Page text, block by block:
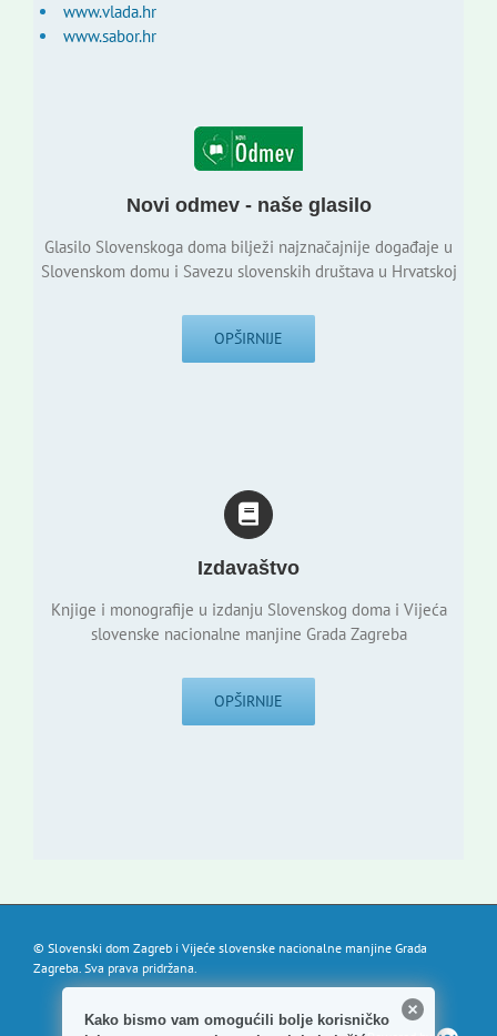
www.vlada.hr
www.sabor.hr
Novi odmev - naše glasilo
Glasilo Slovenskoga doma bilježi najznačajnije događaje u
Slovenskom domu i Savezu slovenskih društava u Hrvatskoj
OPŠIRNIJE
Izdavaštvo
Knjige i monografije u izdanju Slovenskog doma i Vijeća
slovenske nacionalne manjine Grada Zagreba
OPŠIRNIJE
© Slovenski dom Zagreb i Vijeće slovenske nacionalne manjine Grada
Zagreba. Sva prava pridržana.
Kako bismo vam omogućili bolje korisničko